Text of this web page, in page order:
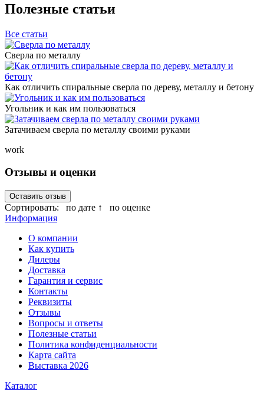
Полезные статьи
Все статьи
Сверла по металлу
Как отличить спиральные сверла по дереву, металлу и бетону
Угольник и как им пользоваться
Затачиваем сверла по металлу своими руками
work
Отзывы и оценки
Оставить отзыв
Сортировать: по дате ↑
по оценке
Информация
О компании
Как купить
Дилеры
Доставка
Гарантия и сервис
Контакты
Реквизиты
Отзывы
Вопросы и ответы
Полезные статьи
Политика конфиденциальности
Карта сайта
Выставка 2026
Каталог